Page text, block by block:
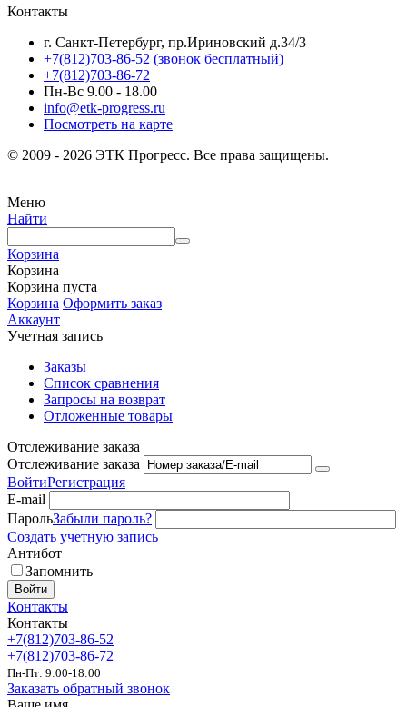
Контакты
г. Санкт-Петербург, пр.Ириновский д.34/3
+7(812)703-86-52 (звонок бесплатный)
+7(812)703-86-72
Пн-Вс 9.00 - 18.00
info@etk-progress.ru
Посмотреть на карте
© 2009 - 2026 ЭТК Прогресс. Все права защищены.
Меню
Найти
Корзина
Корзина
Корзина пуста
Корзина Оформить заказ
Аккаунт
Учетная запись
Заказы
Список сравнения
Запросы на возврат
Отложенные товары
Отслеживание заказа
Отслеживание заказа
ВойтиРегистрация
E-mail
ПарольЗабыли пароль?
Создать учетную запись
Антибот
Запомнить
Войти
Контакты
Контакты
+7(812)703-86-52
+7(812)703-86-72
Пн-Пт: 9:00-18:00
Заказать обратный звонок